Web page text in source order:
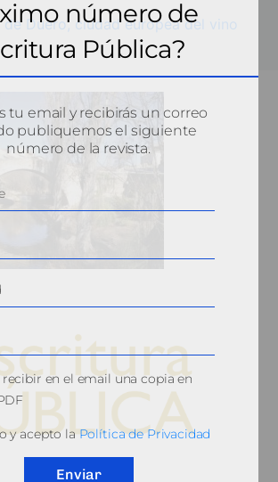
de Duero, ciudad europea del vino
© 2010, Consejo General del Notariado
número de
Pública?
tu email y recibirás un correo
publiquemos el siguiente
número de la revista.
en el email una copia en
y acepto laPolítica de Privacidad
Enviar